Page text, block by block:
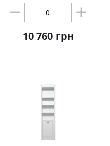
10 760 грн